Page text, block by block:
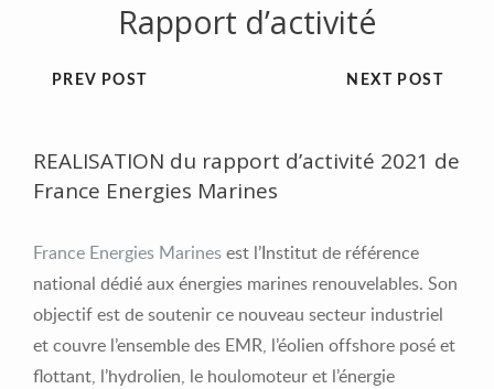
Rapport d’activité
NEXT POST
PREV POST
1 2 3 4 5 6 7
REALISATION du rapport d’activité 2021 de
France Energies Marines
France Energies Marinesest l’Institut de référence
national dédié aux énergies marines renouvelables. Son
objectif est de soutenir ce nouveau secteur industriel
et couvre l’ensemble des EMR, l’éolien offshore posé et
flottant, l’hydrolien, le houlomoteur et l’énergie